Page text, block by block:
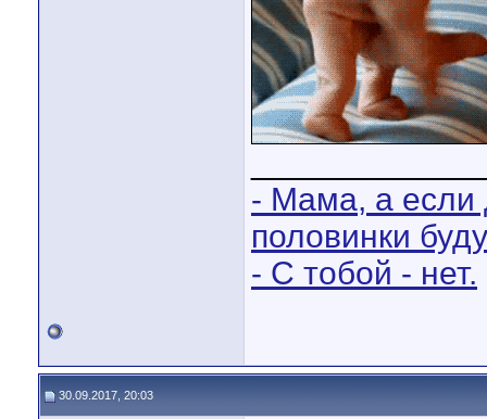
- Мама, а если
половинки
- С тобой - нет.
30.09.2017, 20:03